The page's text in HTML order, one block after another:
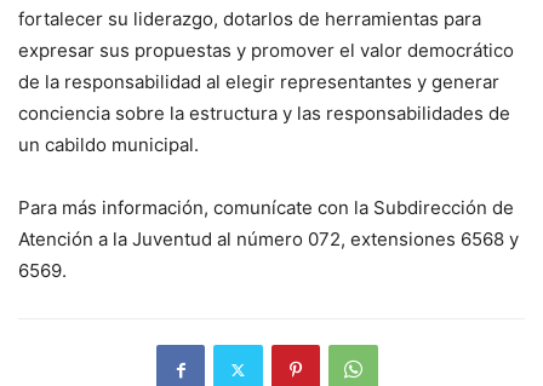
fortalecer su liderazgo, dotarlos de herramientas para
expresar sus propuestas y promover el valor democrático
de la responsabilidad al elegir representantes y generar
conciencia sobre la estructura y las responsabilidades de
un cabildo municipal.
Para más información, comunícate con la Subdirección de
Atención a la Juventud al número 072, extensiones 6568 y
6569.